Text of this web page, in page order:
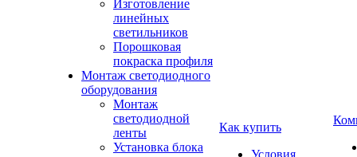
Изготовление
линейных
светильников
Порошковая
покраска профиля
Монтаж светодиодного
оборудования
Монтаж
светодиодной
ленты
Установка блока
Как купить
Условия